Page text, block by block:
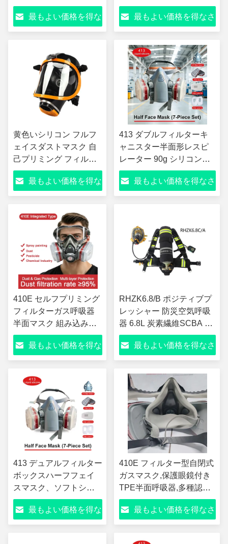
能
最もよい価格を得な
なガスマスク
6200,6800,7502個を販売
しています.
最もよい価格を得なさ
黄色いシリコン フルフ
ェイスダストマスク 自
己プリミング フィルタ
リング 呼吸器 有毒ガス
と塵から守ります
最もよい価格を得な
413 ダブルフィルターキ
ャニスター半面形レスピ
レーター 90g シリコンガ
スマスク 防塵 有機ガス ホ
ルムアルデヒド ベンゼン
スプレー塗装 炭鉱保護 1
最もよい価格を得なさ
410E セルフプリミング
フィルターガス呼吸器
半面マスク 組み込み眼
鏡 TPE素材 GB2890-
2022 EN140 塗装用 化
学粉末 フォルマルデヒ
最もよい価格を得な
RHZK6.8/B ポジティブプ
レッシャー 防災空気呼吸
器 6.8L 炭素繊維SCBA 防
災救助呼吸器
最もよい価格を得なさ
413 デュアルフィルター
ボックスハーフフェイ
スマスク、ソフトシリ
コン軽量マスク、GB
2890-2022、GB 2626-
2019、EN 140:1998 認
最もよい価格を得な
410E フィルター型自閉式
ガスマスク,保護眼鏡付き
TPE半面呼吸器,多種認証
された粉塵および有機ガ
ス安全マスク 塗装,化学,鉱
業,建設作業用
最もよい価格を得なさ